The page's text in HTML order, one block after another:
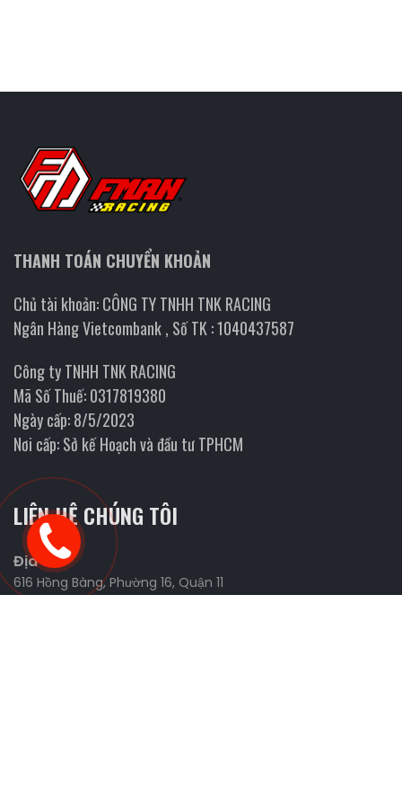
THANH TOÁN CHUYỂN KHOẢN
Chủ tài khoản: CÔNG TY TNHH TNK RACING
Ngân Hàng Vietcombank , Số TK : 1040437587
Công ty TNHH TNK RACING
Mã Số Thuế: 0317819380
Ngày cấp: 8/5/2023
Nơi cấp: Sở kế Hoạch và đầu tư TPHCM
LIÊN HỆ CHÚNG TÔI
Địa chỉ
616 Hồng Bàng, Phường 16, Quận 11